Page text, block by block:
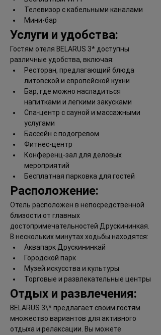
Телевизор с кабельными каналами
Мини-бар
Услуги и удобства:
Гостям отеля BELARUS 3* доступны
различные удобства, включая:
Ресторан, предлагающий блюда
литовской и европейской кухни
Бар, где можно насладиться
напитками и легкими закусками
Спа-центр с сауной и массажными
услугами
Бассейн с подогревом
Фитнес-центр
Конференц-зал для деловых
мероприятий
Бесплатная парковка для гостей
Расположение:
Отель расположен в непосредственной
близости от главных
достопримечательностей Друскининкая.
В нескольких минутах ходьбы находятся:
Аквапарк Друскининкай
Городской парк
Музей искусства и культуры
Торговые и развлекательные центры
Отдых и развлечения:
BELARUS 3\* предлагает своим гостям
множество вариантов для активного
отдыха и релаксации. Вы можете